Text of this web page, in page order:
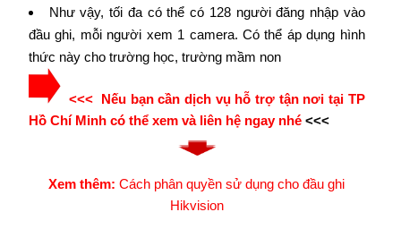
Như vậy, tối đa có thể có 128 người đăng nhập vào
đầu ghi, mỗi người xem 1 camera. Có thể áp dụng hình
thức này cho trường học, trường mầm non
<<< Nếu bạn cần dịch vụ hỗ trợ tận nơi tại TP
Hồ Chí Minh có thể xem và liên hệ ngay nhé<<<
Xem thêm: Cách phân quyền sử dụng cho đầu ghi
Hikvision